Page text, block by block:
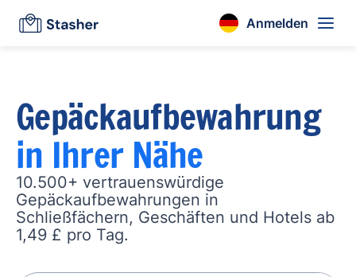
Anmelden
Gepäckaufbewahrung
in Ihrer Nähe
10.500+ vertrauenswürdige
Gepäckaufbewahrungen in
Schließfächern, Geschäften und Hotels ab
1,49 £ pro Tag.